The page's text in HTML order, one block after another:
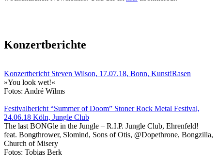
Konzertberichte
Konzertbericht Steven Wilson, 17.07.18, Bonn, Kunst!Rasen
»You look wet!«
Fotos: André Wilms
Festivalbericht “Summer of Doom” Stoner Rock Metal Festival,
24.06.18 Köln, Jungle Club
The last BONGle in the Jungle – R.I.P. Jungle Club, Ehrenfeld!
feat. Bongthrower, Slomind, Sons of Otis, @Dopethrone, Bongzilla,
Church of Misery
Fotos: Tobias Berk